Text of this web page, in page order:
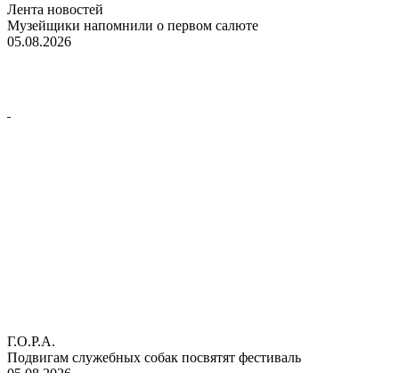
Лента новостей
Музейщики напомнили о первом салюте
05.08.2026
Г.О.Р.А.
Подвигам служебных собак посвятят фестиваль